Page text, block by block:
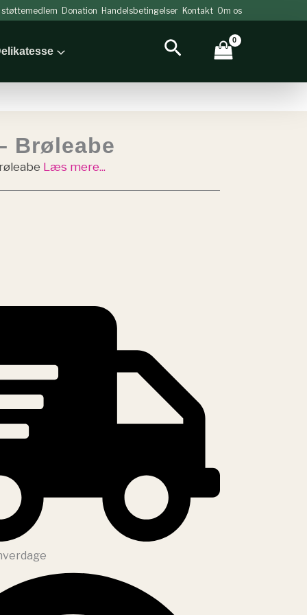
støttemedlem Donation Handelsbetingelser Kontakt Om os
Søg
Brøleabe
Læs mere...